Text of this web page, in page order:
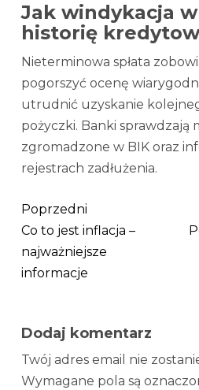
Jak windykacja
historię
Nieterminowa spłata
pogorszyć ocenę
utrudnić uzyskanie
pożyczki. Banki sprawdzają
zgromadzone w BIK oraz
rejestrach zadłużenia.
Poprzedni
Co to jest inflacja –
najważniejsze
informacje
Dodaj komentarz
Twój adres email nie
Wymagane pola są